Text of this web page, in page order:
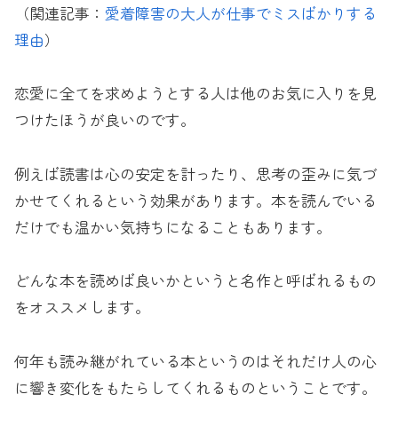
（関連記事： 愛着障害の大人が仕事でミスばかりする
理由）
恋愛に全てを求めようとする人は他のお気に入りを見
つけたほうが良いのです。
例えば読書は心の安定を計ったり、思考の歪みに気づ
かせてくれるという効果があります。本を読んでいる
だけでも温かい気持ちになることもあります。
どんな本を読めば良いかというと名作と呼ばれるもの
をオススメします。
何年も読み継がれている本というのはそれだけ人の心
に響き変化をもたらしてくれるものということです。